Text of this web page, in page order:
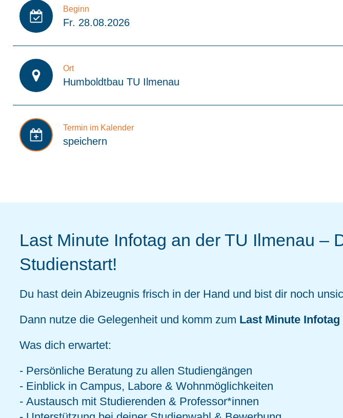
Beginn
Fr. 28.08.2026
Ort
Humboldtbau TU Ilmenau
Termin im Kalender
speichern
Last Minute Infotag an der TU Ilmenau –
Studienstart!
Du hast dein Abizeugnis frisch in der Hand und bist dir noch
Dann nutze die Gelegenheit und komm zum Last Minute
Was dich erwartet:
- Persönliche Beratung zu allen Studiengängen
- Einblick in Campus, Labore & Wohnmöglichkeiten
- Austausch mit Studierenden & Professor*innen